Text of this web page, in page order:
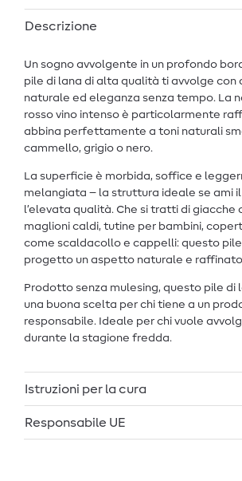
Descrizione
Un sogno avvolgente in un profondo
pile di lana di alta qualità ti avvolge con
naturale ed eleganza senza tempo. La
rosso vino intenso è particolarmente
abbina perfettamente a toni naturali
cammello, grigio o nero.
La superficie è morbida, soffice e
melangiata – la struttura ideale se ami
l’elevata qualità. Che si tratti di giacche
maglioni caldi, tutine per bambini,
come scaldacollo e cappelli: questo
progetto un aspetto naturale e
Prodotto senza mulesing, questo pile di
una buona scelta per chi tiene a un
responsabile. Ideale per chi vuole
durante la stagione fredda.
Istruzioni per la cura
Responsabile UE